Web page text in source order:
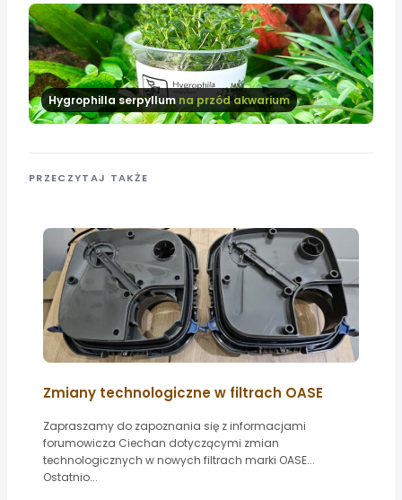
Hygrophilla serpyllumna przód akwarium
PRZECZYTAJ TAKŻE
Zmiany technologiczne w filtrach OASE
Zapraszamy do zapoznania się z informacjami
forumowicza Ciechan dotyczącymi zmian
technologicznych w nowych filtrach marki OASE...
Ostatnio...